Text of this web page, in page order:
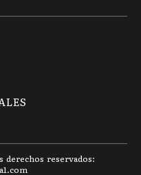
derechos reservados: